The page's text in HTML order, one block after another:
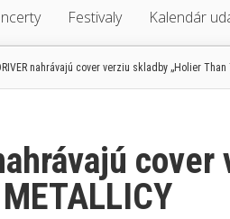
Festivaly Kalendár
nahrávajú cover verziu skladby „Holier Than